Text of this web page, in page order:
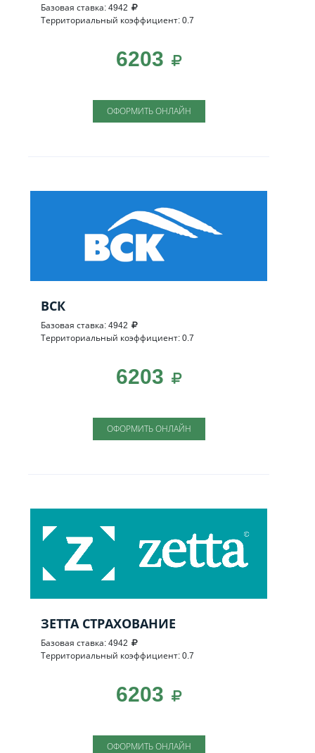
Базовая ставка: 4942
Территориальный коэффициент: 0.7
6203
ОФОРМИТЬ ОНЛАЙН
ВСК
Базовая ставка: 4942
Территориальный коэффициент: 0.7
6203
ОФОРМИТЬ ОНЛАЙН
ЗЕТТА СТРАХОВАНИЕ
Базовая ставка: 4942
Территориальный коэффициент: 0.7
6203
ОФОРМИТЬ ОНЛАЙН